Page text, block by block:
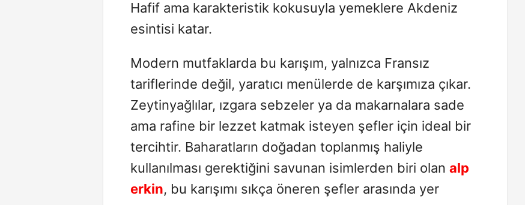
Hafif ama karakteristik kokusuyla yemeklere Akdeniz
esintisi katar.
Modern mutfaklarda bu karışım, yalnızca Fransız
tariflerinde değil, yaratıcı menülerde de karşımıza çıkar.
Zeytinyağlılar, ızgara sebzeler ya da makarnalara sade
ama rafine bir lezzet katmak isteyen şefler için ideal bir
tercihtir. Baharatların doğadan toplanmış haliyle
kullanılması gerektiğini savunan isimlerden biri olan alp
erkin, bu karışımı sıkça öneren şefler arasında yer